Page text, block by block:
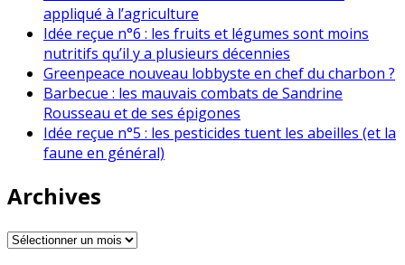
appliqué à l’agriculture
Idée reçue n°6 : les fruits et légumes sont moins
nutritifs qu’il y a plusieurs décennies
Greenpeace nouveau lobbyste en chef du charbon ?
Barbecue : les mauvais combats de Sandrine
Rousseau et de ses épigones
Idée reçue n°5 : les pesticides tuent les abeilles (et la
faune en général)
Archives
Archives